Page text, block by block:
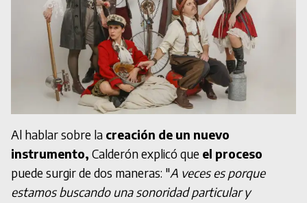
Al hablar sobre la creación de un nuevo
instrumento, Calderón explicó que el proceso
puede surgir de dos maneras: "A veces es porque
estamos buscando una sonoridad particular y